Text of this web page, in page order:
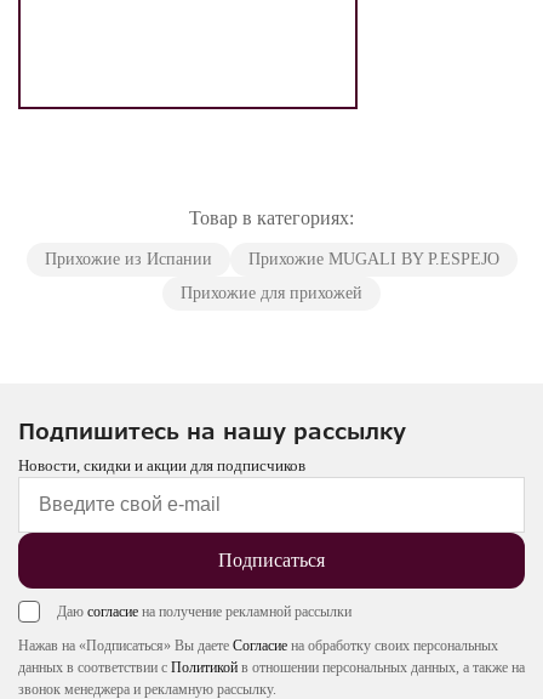
Товар в категориях:
Прихожие из Испании
Прихожие MUGALI BY P.ESPEJO
Прихожие для прихожей
Подпишитесь на нашу рассылку
Новости, скидки и акции для подписчиков
Подписаться
Даю согласие на получение рекламной рассылки
Нажав на «Подписаться» Вы даете Согласие на обработку своих персональных
данных в соответствии с Политикой в отношении персональных данных, а также на
звонок менеджера и рекламную рассылку.